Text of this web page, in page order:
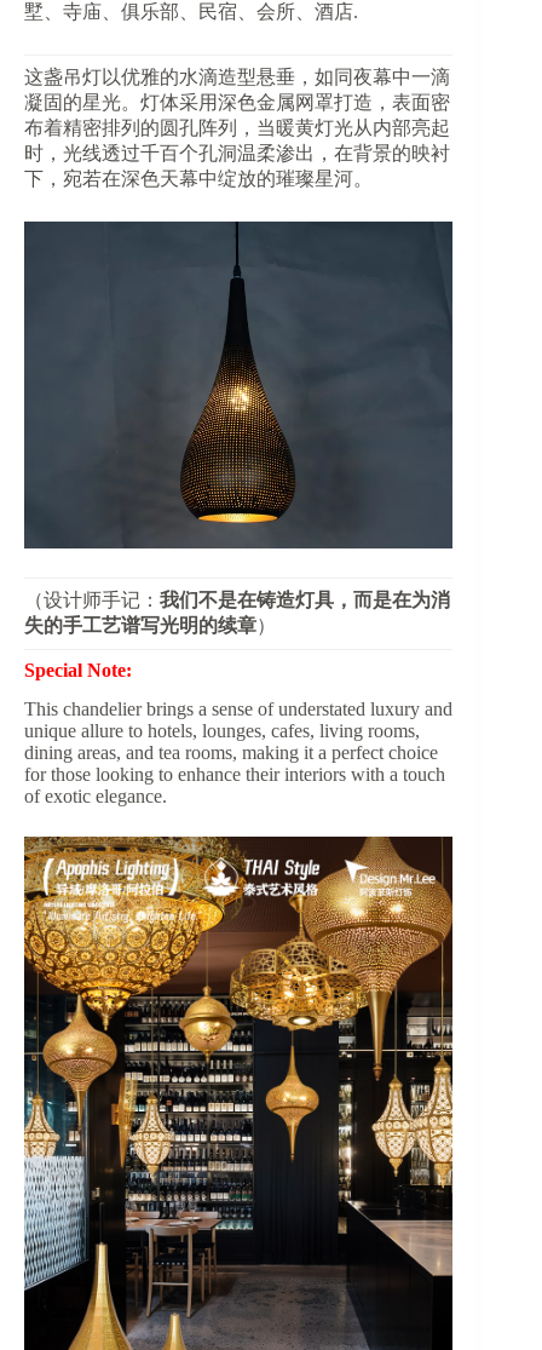
墅、寺庙、俱乐部、民宿、会所、酒店.
这盏吊灯以优雅的水滴造型悬垂，如同夜幕中一滴
凝固的星光。灯体采用深色金属网罩打造，表面密
布着精密排列的圆孔阵列，当暖黄灯光从内部亮起
时，光线透过千百个孔洞温柔渗出，在背景的映衬
下，宛若在深色天幕中绽放的璀璨星河。
（设计师手记：​ ​我们不是在铸造灯具，而是在为消
失的手工艺谱写光明的续章​​）
Special Note:
This chandelier brings a sense of understated luxury and
unique allure to hotels, lounges, cafes, living rooms,
dining areas, and tea rooms, making it a perfect choice
for those looking to enhance their interiors with a touch
of exotic elegance.